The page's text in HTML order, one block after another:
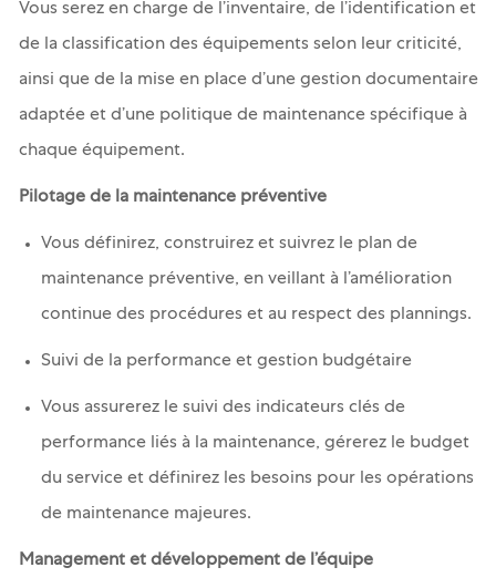
Vous serez en charge de l’inventaire, de l’identification et
de la classification des équipements selon leur criticité,
ainsi que de la mise en place d’une gestion documentaire
adaptée et d’une politique de maintenance spécifique à
chaque équipement.
Pilotage de la maintenance préventive
Vous définirez, construirez et suivrez le plan de
maintenance préventive, en veillant à l’amélioration
continue des procédures et au respect des plannings.
Suivi de la performance et gestion budgétaire
Vous assurerez le suivi des indicateurs clés de
performance liés à la maintenance, gérerez le budget
du service et définirez les besoins pour les opérations
de maintenance majeures.
Management et développement de l’équipe